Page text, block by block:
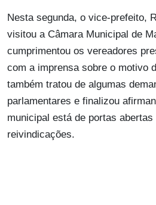
Nesta segunda, o vice-prefeito,
visitou a Câmara Municipal de
cumprimentou os vereadores
com a imprensa sobre o motivo
também tratou de algumas
parlamentares e finalizou
municipal está de portas
reivindicações.